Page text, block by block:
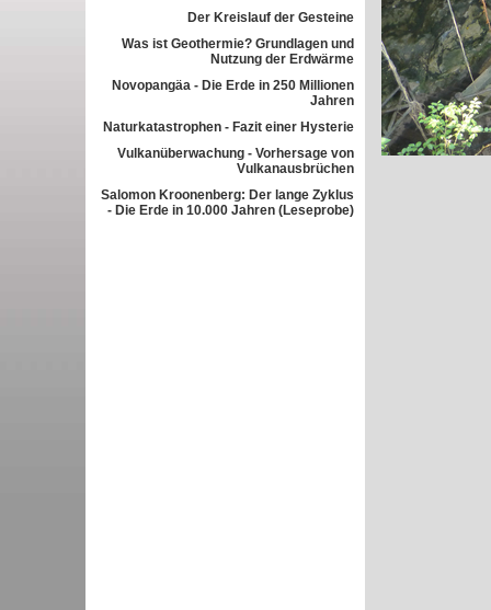
Der Kreislauf der Gesteine
Was ist Geothermie? Grundlagen und
Nutzung der Erdwärme
Novopangäa - Die Erde in 250 Millionen
Jahren
Naturkatastrophen - Fazit einer Hysterie
Vulkanüberwachung - Vorhersage von
Vulkanausbrüchen
Salomon Kroonenberg: Der lange Zyklus
- Die Erde in 10.000 Jahren (Leseprobe)